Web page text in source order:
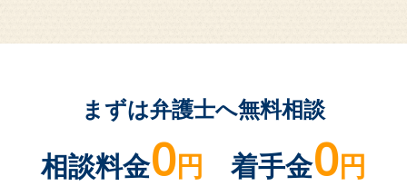
まずは弁護士へ無料相談
相談料金0円 着手金0円